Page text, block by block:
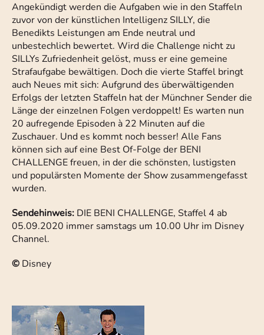
Angekündigt werden die Aufgaben wie in den Staffeln
zuvor von der künstlichen Intelligenz SILLY, die
Benedikts Leistungen am Ende neutral und
unbestechlich bewertet. Wird die Challenge nicht zu
SILLYs Zufriedenheit gelöst, muss er eine gemeine
Strafaufgabe bewältigen. Doch die vierte Staffel bringt
auch Neues mit sich: Aufgrund des überwältigenden
Erfolgs der letzten Staffeln hat der Münchner Sender die
Länge der einzelnen Folgen verdoppelt! Es warten nun
20 aufregende Episoden à 22 Minuten auf die
Zuschauer. Und es kommt noch besser! Alle Fans
können sich auf eine Best Of-Folge der BENI
CHALLENGE freuen, in der die schönsten, lustigsten
und populärsten Momente der Show zusammengefasst
wurden.
Sendehinweis: DIE BENI CHALLENGE, Staffel 4 ab
05.09.2020 immer samstags um 10.00 Uhr im Disney
Channel.
© Disney